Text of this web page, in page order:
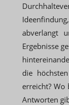
abverlangt
Ergebnisse
die
erreicht? Wo
Antworten